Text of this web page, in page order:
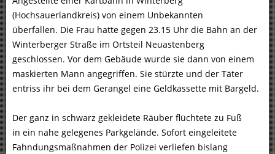
(Hochsauerlandkreis) von einem Unbekannten
überfallen. Die Frau hatte gegen 23.15 Uhr die Bahn an der
Winterberger Straße im Ortsteil Neuastenberg
geschlossen. Vor dem Gebäude wurde sie dann von einem
maskierten Mann angegriffen. Sie stürzte und der Täter
entriss ihr bei dem Gerangel eine Geldkassette mit Bargeld.
Der ganz in schwarz gekleidete Räuber flüchtete zu Fuß
in ein nahe gelegenes Parkgelände. Sofort eingeleitete
Fahndungsmaßnahmen der Polizei verliefen bislang